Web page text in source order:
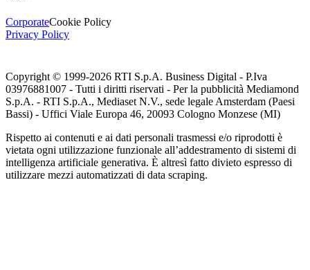
CorporateCookie Policy
Privacy Policy
Copyright © 1999-2026 RTI S.p.A. Business Digital - P.Iva
03976881007 - Tutti i diritti riservati - Per la pubblicità Mediamond
S.p.A. - RTI S.p.A., Mediaset N.V., sede legale Amsterdam (Paesi
Bassi) - Uffici Viale Europa 46, 20093 Cologno Monzese (MI)
Rispetto ai contenuti e ai dati personali trasmessi e/o riprodotti è
vietata ogni utilizzazione funzionale all’addestramento di sistemi di
intelligenza artificiale generativa. È altresì fatto divieto espresso di
utilizzare mezzi automatizzati di data scraping.